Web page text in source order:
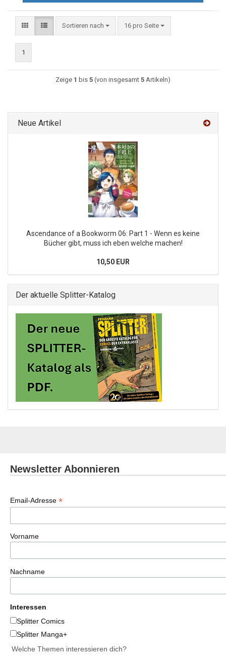
Sortieren nach 16 pro Seite
1
Zeige 1 bis 5 (von insgesamt 5 Artikeln)
Neue Artikel
Ascendance of a Bookworm 06: Part 1 - Wenn es keine
Bücher gibt, muss ich eben welche machen!
10,50 EUR
Der aktuelle Splitter-Katalog
Newsletter Abonnieren
Email-Adresse *
Vorname
Nachname
Interessen
Splitter Comics
Splitter Manga+
Welche Themen interessieren dich?